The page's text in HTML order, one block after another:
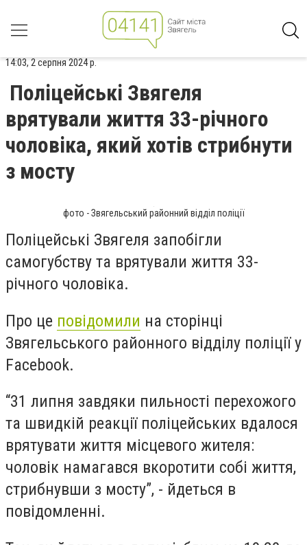
14:03, 2 серпня 2024 р.
Поліцейські Звягеля
врятували життя 33-річного
чоловіка, який хотів стрибнути
з мосту
фото - Звягельський районний відділ поліції
Поліцейські Звягеля запобігли
самогубству та врятували життя 33-
річного чоловіка.
Про це повідомили на сторінці
Звягельського районного відділу поліції у
Facebook.
“31 липня завдяки пильності перехожого
та швидкій реакції поліцейських вдалося
врятувати життя місцевого жителя:
чоловік намагався вкоротити собі життя,
стрибнувши з мосту”, - йдеться в
повідомленні.